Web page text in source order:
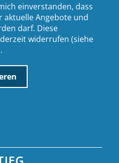
einverstanden, dass
aktuelle Angebote und
darf. Diese
widerrufen (siehe